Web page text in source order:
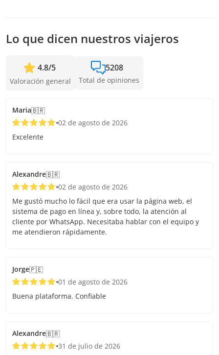
Lo que dicen nuestros viajeros
4.8/5
Valoración general
5208
Total de opiniones
Maria🇧🇷
02 de agosto de 2026
Excelente
Alexandre🇧🇷
02 de agosto de 2026
Me gustó mucho lo fácil que era usar la página web, el
sistema de pago en línea y, sobre todo, la atención al
cliente por WhatsApp. Necesitaba hablar con el equipo y
me atendieron rápidamente.
Jorge🇵🇪
01 de agosto de 2026
Buena plataforma. Confiable
Alexandre🇧🇷
31 de julio de 2026